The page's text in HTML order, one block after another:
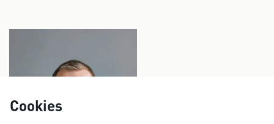
Cookies